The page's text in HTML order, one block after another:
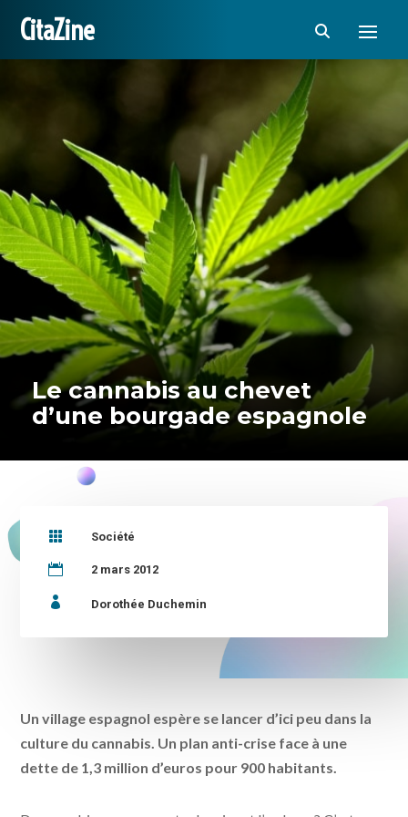
CitaZine
Le cannabis au chevet
d’une bourgade espagnole
 Société
 2 mars 2012
 Dorothée Duchemin
Un village espagnol espère se lancer d’ici peu dans la
culture du cannabis. Un plan anti-crise face à une
dette de 1,3 million d’euros pour 900 habitants.